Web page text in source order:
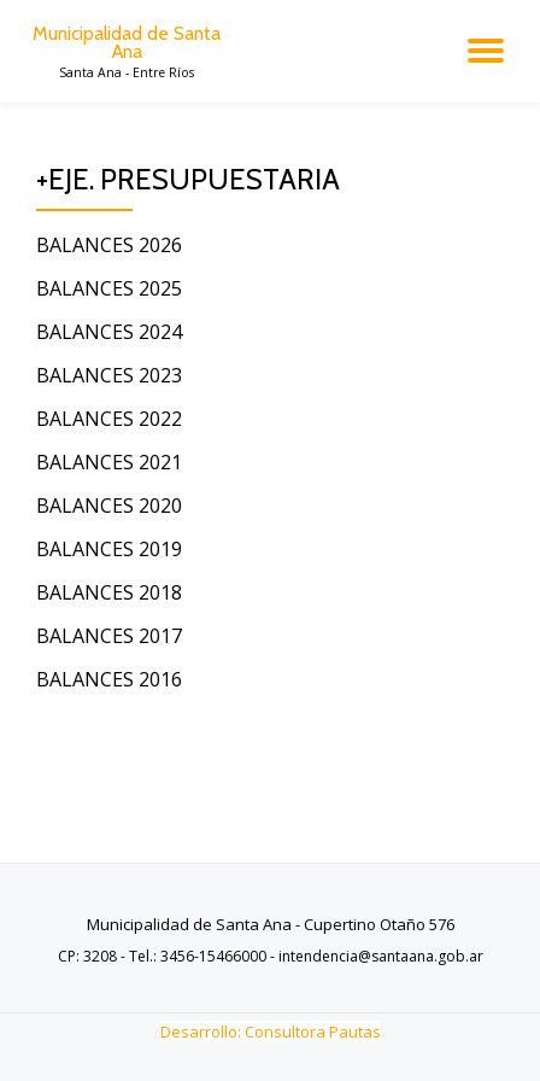
Municipalidad de Santa
Ana
Santa Ana - Entre Ríos
+EJE. PRESUPUESTARIA
BALANCES 2026
BALANCES 2025
BALANCES 2024
BALANCES 2023
BALANCES 2022
BALANCES 2021
BALANCES 2020
BALANCES 2019
BALANCES 2018
BALANCES 2017
BALANCES 2016
Municipalidad de Santa Ana - Cupertino Otaño 576
CP: 3208 - Tel.: 3456-15466000 - intendencia@santaana.gob.ar
Desarrollo: Consultora Pautas